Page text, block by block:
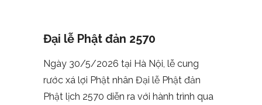
Đại lễ Phật đản 2570
Ngày 30/5/2026 tại Hà Nội, lễ cung
rước xá lợi Phật nhân Đại lễ Phật đản
Phật lịch 2570 diễn ra với hành trình qua